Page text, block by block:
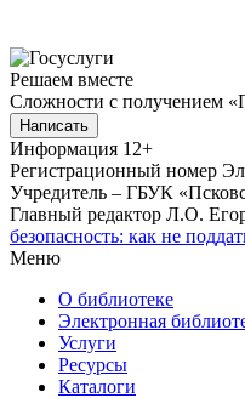
Решаем вместе
Сложности с получением
Написать
Информация 12+
Регистрационный номер
Учредитель – ГБУК
Главный редактор Л.О.
безопасность: как не
Меню
О библиотеке
Электронная
Услуги
Ресурсы
Каталоги